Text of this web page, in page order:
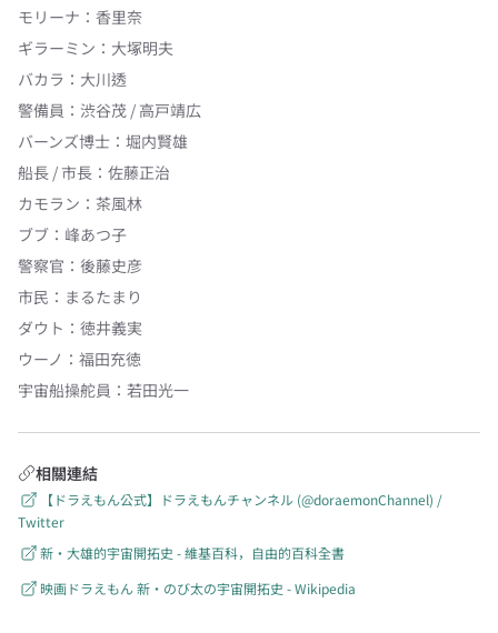
モリーナ ： 香里奈
ギラーミン ： 大塚明夫
バカラ ： 大川透
警備員 ： 渋谷茂 / 高戸靖広
バーンズ博士 ： 堀内賢雄
船長 / 市長 ： 佐藤正治
カモラン ： 茶風林
ブブ ： 峰あつ子
警察官 ： 後藤史彦
市民 ： まるたまり
ダウト ： 徳井義実
ウーノ ： 福田充徳
宇宙船操舵員 ： 若田光一
相關連結
【ドラえもん公式】ドラえもんチャンネル (@doraemonChannel) /
Twitter
新·大雄的宇宙開拓史 - 維基百科，自由的百科全書
映画ドラえもん 新・のび太の宇宙開拓史 - Wikipedia